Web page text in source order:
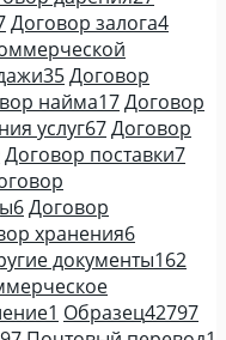
Договор залога4
35Договор
найма17Договор
услуг67Договор
Договор поставки7
6Договор
хранения6
документы162
1 Образец42797